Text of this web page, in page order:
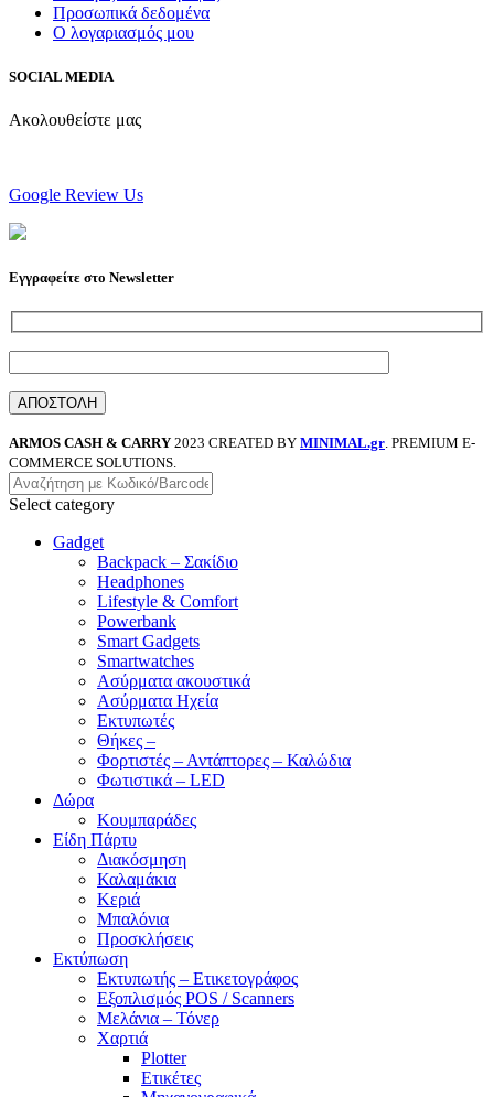
Προσωπικά δεδομένα
Ο λογαριασμός μου
SOCIAL MEDIA
Ακολουθείστε μας
Google Review Us
Εγγραφείτε στο Newsletter
ARMOS CASH & CARRY 2023 CREATED BY MINIMAL.gr . PREMIUM E-
COMMERCE SOLUTIONS.
Select category
Gadget
Backpack – Σακίδιο
Headphones
Lifestyle & Comfort
Powerbank
Smart Gadgets
Smartwatches
Ασύρματα ακουστικά
Ασύρματα Ηχεία
Εκτυπωτές
Θήκες –
Φορτιστές – Αντάπτορες – Καλώδια
Φωτιστικά – LED
Δώρα
Κουμπαράδες
Είδη Πάρτυ
Διακόσμηση
Καλαμάκια
Κεριά
Μπαλόνια
Προσκλήσεις
Εκτύπωση
Εκτυπωτής – Ετικετογράφος
Εξοπλισμός POS / Scanners
Μελάνια – Τόνερ
Χαρτιά
Plotter
Ετικέτες